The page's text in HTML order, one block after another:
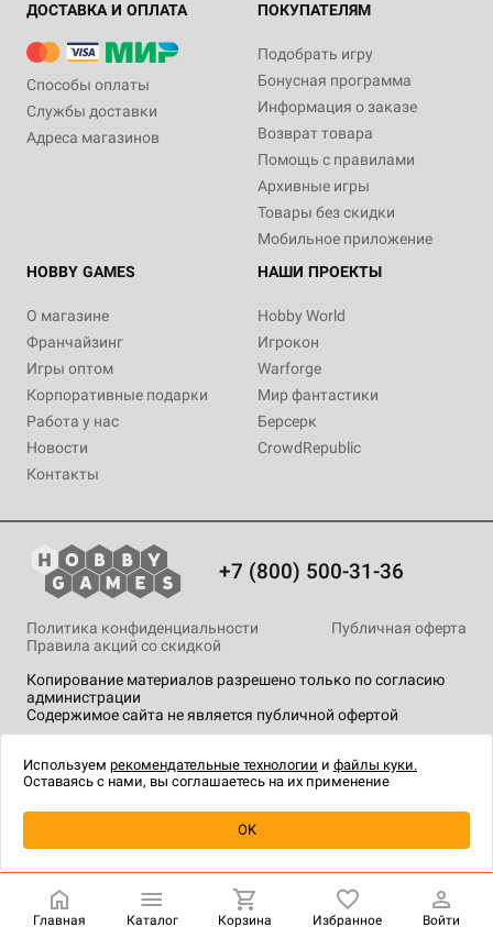
Уведомить о наличии
ДОСТАВКА И ОПЛАТА
Способы оплаты
Службы доставки
Адреса магазинов
ПОКУПАТЕЛЯМ
Подобрать игру
Бонусная программа
Информация о заказе
Возврат товара
Помощь с правилами
Архивные игры
Товары без скидки
Мобильное приложение
HOBBY GAMES
О магазине
Франчайзинг
Игры оптом
Корпоративные подарки
Работа у нас
Новости
Контакты
НАШИ ПРОЕКТЫ
Hobby World
Игрокон
Warforge
Мир фантастики
Берсерк
CrowdRepublic
+7 (800) 500-31-36
Копирование материалов разрешено только по согласию
администрации
Содержимое сайта не является публичной офертой
Политика конфиденциальности
Публичная оферта
Правила акций со скидкой
технологии.
Главная Каталог Корзина Избранное Войти
Используем рекомендательные технологии и файлы куки.
Оставаясь с нами, вы соглашаетесь на их применение
OK